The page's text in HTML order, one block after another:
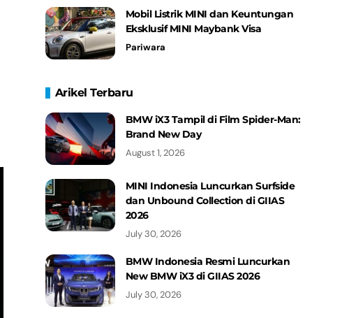
Mobil Listrik MINI dan Keuntungan
Eksklusif MINI Maybank Visa
Pariwara
Arikel Terbaru
BMW iX3 Tampil di Film Spider-Man:
Brand New Day
August 1, 2026
MINI Indonesia Luncurkan Surfside
dan Unbound Collection di GIIAS
2026
July 30, 2026
BMW Indonesia Resmi Luncurkan
New BMW iX3 di GIIAS 2026
July 30, 2026